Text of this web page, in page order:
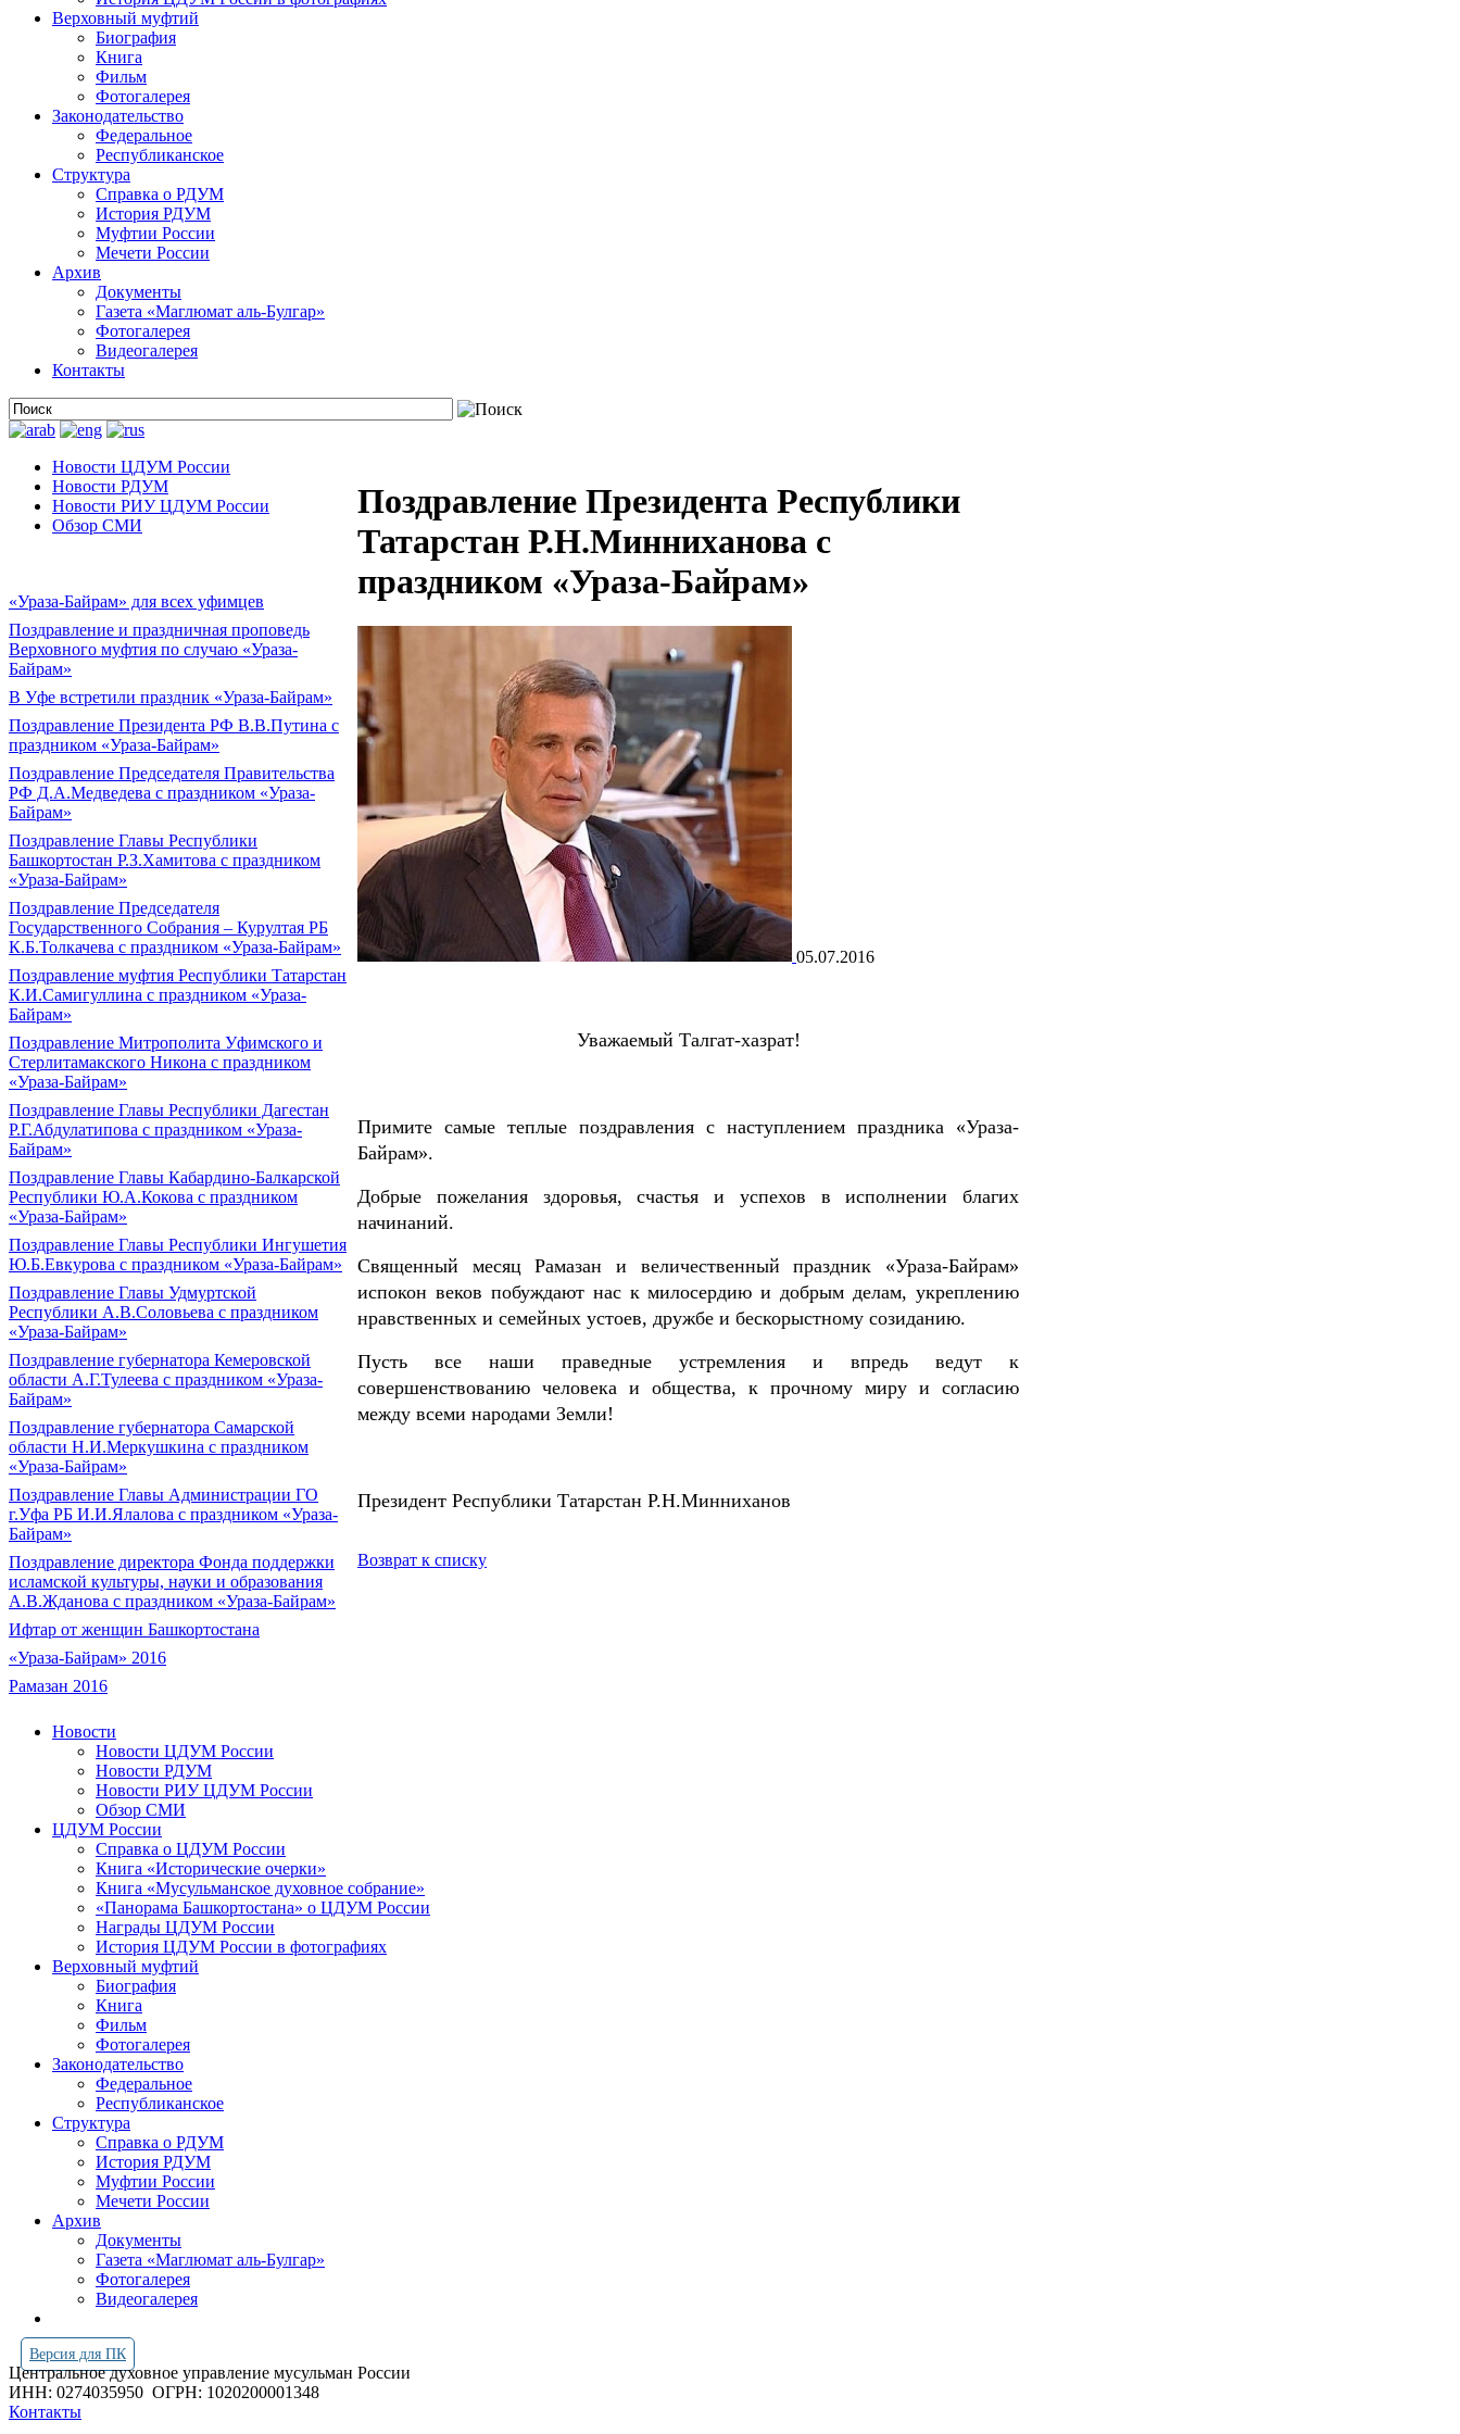
Верховный муфтий
Биография
Книга
Фильм
Фотогалерея
Законодательство
Федеральное
Республиканское
Структура
Справка о РДУМ
История РДУМ
Муфтии России
Мечети России
Архив
Документы
Газета «Маглюмат аль-Булгар»
Фотогалерея
Видеогалерея
Контакты
Новости ЦДУМ России
Новости РДУМ
Новости РИУ ЦДУМ России
Обзор СМИ
«Ураза-Байрам» для всех уфимцев
Поздравление и праздничная проповедь
Верховного муфтия по случаю «Ураза-
Байрам»
В Уфе встретили праздник «Ураза-Байрам»
Поздравление Президента РФ В.В.Путина с
праздником «Ураза-Байрам»
Поздравление Председателя Правительства
РФ Д.А.Медведева с праздником «Ураза-
Байрам»
Поздравление Главы Республики
Башкортостан Р.З.Хамитова с праздником
«Ураза-Байрам»
Поздравление Председателя
Государственного Собрания – Курултая РБ
К.Б.Толкачева с праздником «Ураза-Байрам»
Поздравление муфтия Республики Татарстан
К.И.Самигуллина с праздником «Ураза-
Байрам»
Поздравление Митрополита Уфимского и
Стерлитамакского Никона с праздником
«Ураза-Байрам»
Поздравление Главы Республики Дагестан
Р.Г.Абдулатипова с праздником «Ураза-
Байрам»
Поздравление Главы Кабардино-Балкарской
Республики Ю.А.Кокова с праздником
«Ураза-Байрам»
Поздравление Главы Республики Ингушетия
Ю.Б.Евкурова с праздником «Ураза-Байрам»
Поздравление Главы Удмуртской
Республики А.В.Соловьева с праздником
«Ураза-Байрам»
Поздравление губернатора Кемеровской
области А.Г.Тулеева с праздником «Ураза-
Байрам»
Поздравление губернатора Самарской
области Н.И.Меркушкина с праздником
«Ураза-Байрам»
Поздравление Главы Администрации ГО
г.Уфа РБ И.И.Ялалова с праздником «Ураза-
Байрам»
Поздравление директора Фонда поддержки
исламской культуры, науки и образования
А.В.Жданова с праздником «Ураза-Байрам»
Ифтар от женщин Башкортостана
«Ураза-Байрам» 2016
Рамазан 2016
Поздравление Президента Республики
Татарстан Р.Н.Минниханова с
праздником «Ураза-Байрам»
05.07.2016
Уважаемый Талгат-хазрат!
Примите самые теплые поздравления с наступлением праздника «Ураза-
Байрам».
Добрые пожелания здоровья, счастья и успехов в исполнении благих
начинаний.
Священный месяц Рамазан и величественный праздник «Ураза-Байрам»
испокон веков побуждают нас к милосердию и добрым делам, укреплению
нравственных и семейных устоев, дружбе и бескорыстному созиданию.
Пусть все наши праведные устремления и впредь ведут к
совершенствованию человека и общества, к прочному миру и согласию
между всеми народами Земли!
Президент Республики Татарстан Р.Н.Минниханов
Возврат к списку
Новости
Новости ЦДУМ России
Новости РДУМ
Новости РИУ ЦДУМ России
Обзор СМИ
ЦДУМ России
Справка о ЦДУМ России
Книга «Исторические очерки»
Книга «Мусульманское духовное собрание»
«Панорама Башкортостана» о ЦДУМ России
Награды ЦДУМ России
История ЦДУМ России в фотографиях
Верховный муфтий
Биография
Книга
Фильм
Фотогалерея
Законодательство
Федеральное
Республиканское
Структура
Справка о РДУМ
История РДУМ
Муфтии России
Мечети России
Архив
Документы
Газета «Маглюмат аль-Булгар»
Фотогалерея
Видеогалерея
Версия для ПК
Центральное духовное управление мусульман России
ИНН: 0274035950 ОГРН: 1020200001348
Контакты